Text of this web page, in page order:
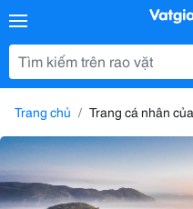
Trang chủ Trang cá nhân